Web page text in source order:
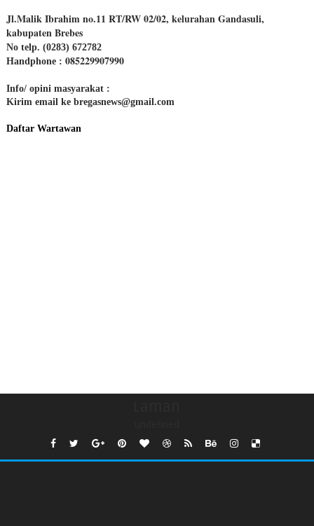
Jl.Malik Ibrahim no.11 RT/RW 02/02, kelurahan Gandasuli,
kabupaten Brebes
No telp. (0283) 672782
Handphone : 085229907990
Info/ opini masyarakat :
Kirim email ke bregasnews@gmail.com
Daftar Wartawan